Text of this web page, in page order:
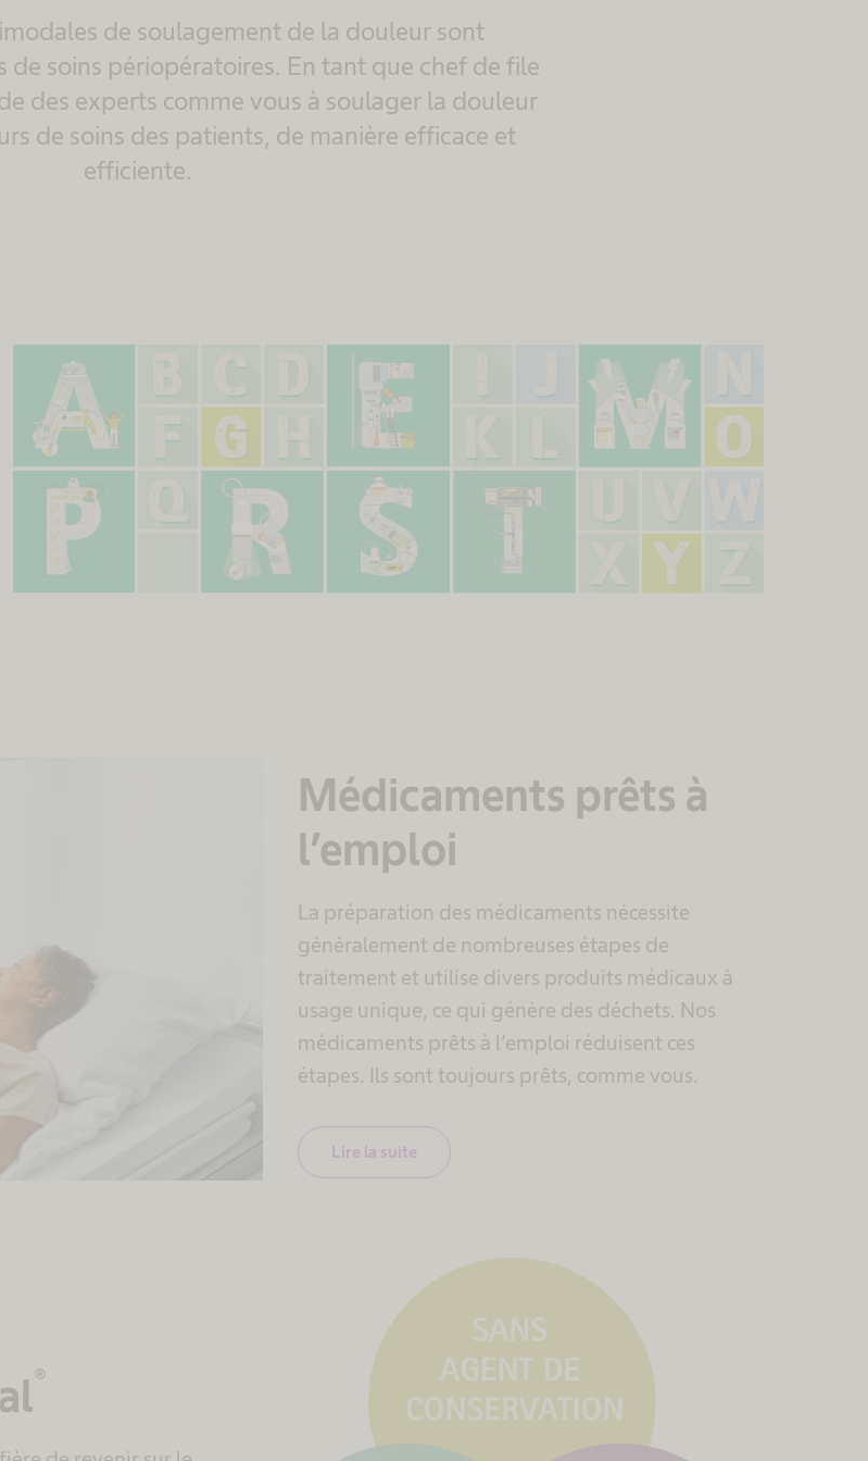
de soulagement de la douleur sont
de soins périopératoires. En tant que chef de file
des experts comme vous à soulager la douleur
de soins des patients, de manière efficace et
efficiente.
Médicaments prêts à
l’emploi
La préparation des médicaments nécessite
généralement de nombreuses étapes de
traitement et utilise divers produits médicaux à
usage unique, ce qui génère des déchets. Nos
médicaments prêts à l’emploi réduisent ces
étapes. Ils sont toujours prêts, comme vous.
Lire la suite
®